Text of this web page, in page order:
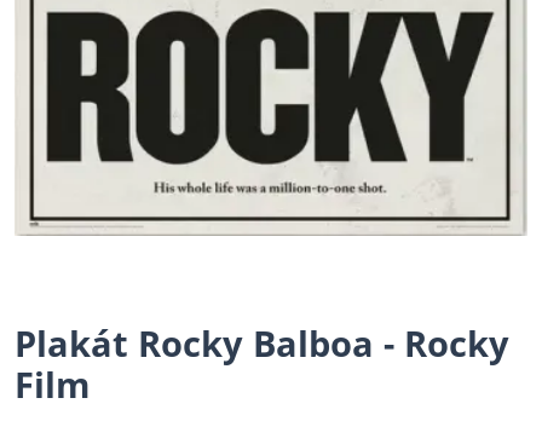
Plakát Rocky Balboa - Rocky
Film